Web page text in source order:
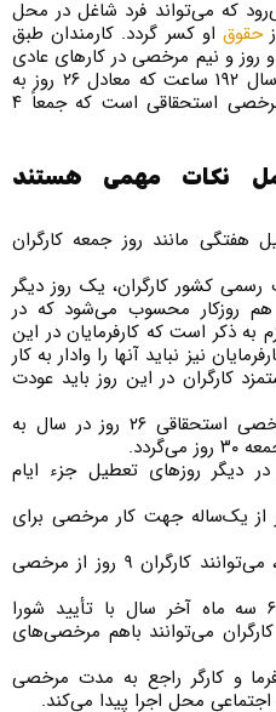
که می‌تواند فرد شاغل در محل
حقوق او کسر گردد. کارمندان طبق
روز و نیم مرخصی در کار‌های عادی
را کنند. همچنین این مرخصی در سال ۱۹۲ ساعت که معادل ۲۶ روز به
شمار می‌رود. این نوع مرخصی، مرخصی استحقاقی است که جمعاً ۴
نکات مهمی هستند
تعطیل هفتگی مانند روز جمعه کارگران
رسمی کشور کارگران، یک روز دیگر
روزکار محسوب می‌شود که در
لازم به ذکر است که کارفرمایان در این
نیز نباید آن­ها را وادار به کار
مطابق به ماده ۶۳ دستمزد کارگران در این روز باید عودت
طبق ماده ۶۴ قانون کار مرخصی استحقاقی ۲۶ روز در سال به
کار در دیگر روزهای تعطیل جزء ایام
کار کمتر از یک‌ساله جهت کار مرخصی برای
مطابق با ماده ۶۶ قانون کار، می‌توانند کارگران ۹ روز از مرخصی
همچنین مطابق با ماده ۶۹ سه ماه آخر سال با تأیید شورا
می‌توانند باهم مرخصی‌های
و کارگر راجع به مدت مرخصی
اجتماعی محل اجرا پیدا می‌کند.